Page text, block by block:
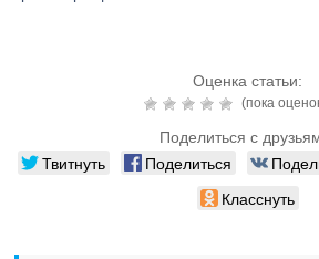
Оценка статьи:
(пока
Поделиться с
Твитнуть Поделиться
Класснуть